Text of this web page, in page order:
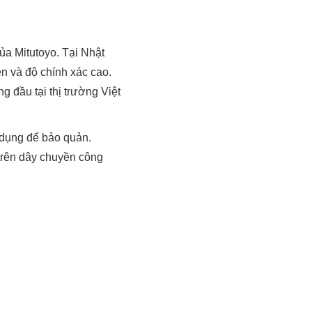
Mitutoyo. Tại Nhật
và độ chính xác cao.
đầu tại thị trường Việt
để bảo quản.
dây chuyền công